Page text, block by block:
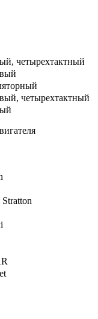
четырехтактный
четырехтактный